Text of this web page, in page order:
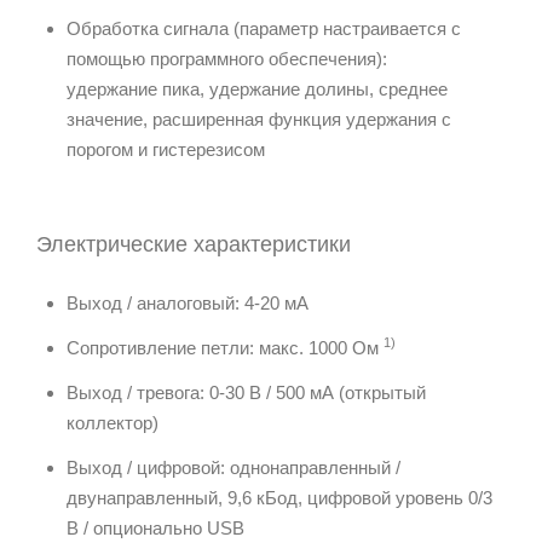
Обработка сигнала (параметр настраивается с
помощью программного обеспечения):
удержание пика, удержание долины, среднее
значение, расширенная функция удержания с
порогом и гистерезисом
Электрические характеристики
Выход / аналоговый: 4-20 мА
Сопротивление петли: макс. 1000 Ом 1)
Выход / тревога: 0-30 В / 500 мА (открытый
коллектор)
Выход / цифровой: однонаправленный /
двунаправленный, 9,6 кБод, цифровой уровень 0/3
В / опционально USB